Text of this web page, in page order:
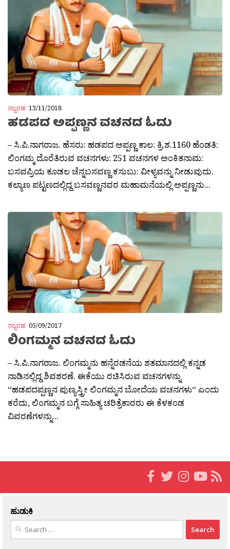
ನಲ್ಬರಹ 13/11/2018
ಹಡಪದ ಅಪ್ಪಣ್ಣನ ವಚನದ ಓದು
– ಸಿ.ಪಿ.ನಾಗರಾಜ. ಹೆಸರು: ಹಡಪದ ಅಪ್ಪಣ್ಣ ಕಾಲ: ಕ್ರಿ.ಶ.1160 ಹೆಂಡತಿ:
ಲಿಂಗಮ್ಮ ದೊರೆತಿರುವ ವಚನಗಳು: 251 ವಚನಗಳ ಅಂಕಿತನಾಮ:
ಬಸವಪ್ರಿಯ ಕೂಡಲ ಚೆನ್ನಬಸವಣ್ಣ ಕಸುಬು: ವೀಳ್ಯವನ್ನು ನೀಡುವುದು.
ಕಲ್ಯಾಣ ಪಟ್ಟಣದಲ್ಲಿದ್ದ ಬಸವಣ್ಣನವರ ಮಹಾಮನೆಯಲ್ಲಿ ಅಪ್ಪಣ್ಣನು...
ನಲ್ಬರಹ 05/09/2017
ಲಿಂಗಮ್ಮನ ವಚನದ ಓದು
– ಸಿ.ಪಿ.ನಾಗರಾಜ. ಲಿಂಗಮ್ಮನು ಹನ್ನೆರಡನೆಯ ಶತಮಾನದಲ್ಲಿ ಕನ್ನಡ
ನಾಡಿನಲ್ಲಿದ್ದ ಶಿವಶರಣೆ. ಈಕೆಯು ರಚಿಸಿರುವ ವಚನಗಳನ್ನು
“ಹಡಪದಪ್ಪಣ್ಣನ ಪುಣ್ಯಸ್ತ್ರೀ ಲಿಂಗಮ್ಮನ ಬೋದೆಯ ವಚನಗಳು“ ಎಂದು
ಕರೆದು, ಲಿಂಗಮ್ಮನ ಬಗ್ಗೆ ಸಾಹಿತ್ಯ ಚರಿತ್ರೆಕಾರರು ಈ ಕೆಳಕಂಡ
ವಿವರಣೆಗಳನ್ನು...
ಹುಡುಕಿ
Search